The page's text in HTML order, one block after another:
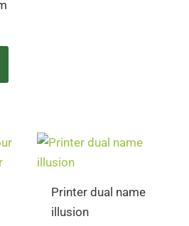
Printer dual name
illusion